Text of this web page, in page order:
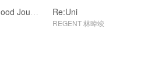
The Pretty Good Journey Re:Uni
REGENT 林暐竣